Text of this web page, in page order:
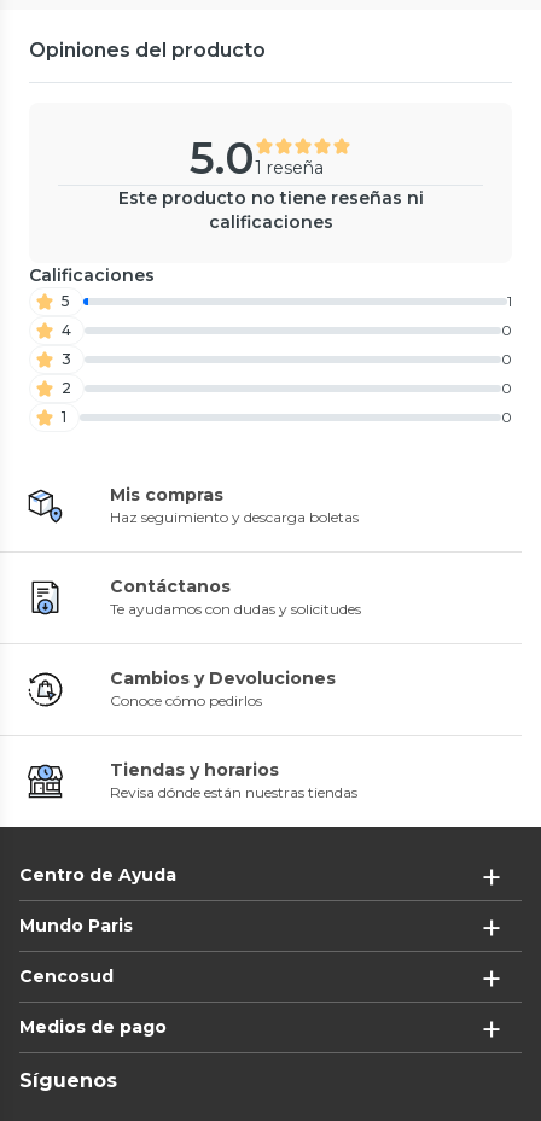
Opiniones del producto
5.01 reseña
Este producto no tiene reseñas ni
calificaciones
Calificaciones
5
1
4
0
3
0
2
0
1
0
Mis compras
Haz seguimiento y descarga boletas
Contáctanos
Te ayudamos con dudas y solicitudes
Cambios y Devoluciones
Conoce cómo pedirlos
Tiendas y horarios
Revisa dónde están nuestras tiendas
Centro de Ayuda
Mundo Paris
Cencosud
Medios de pago
Síguenos